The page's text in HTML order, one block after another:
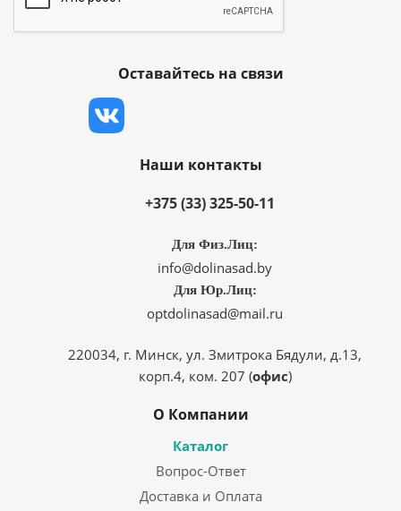
Оставайтесь на связи
Наши контакты
+375 (33) 325-50-11
Для Физ.Лиц:
info@dolinasad.by
Для Юр.Лиц:
optdolinasad@mail.ru
220034, г. Минск, ул. Змитрока Бядули, д.13,
корп.4, ком. 207 (офис)
О Компании
Каталог
Вопрос-Ответ
Доставка и Оплата